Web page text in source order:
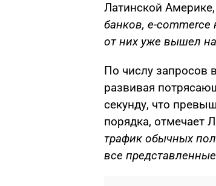
Латинской
банков, e-
от них уже вышел
По числу запросов
развивая
секунду, что
порядка, отмечает
трафик обычных
все